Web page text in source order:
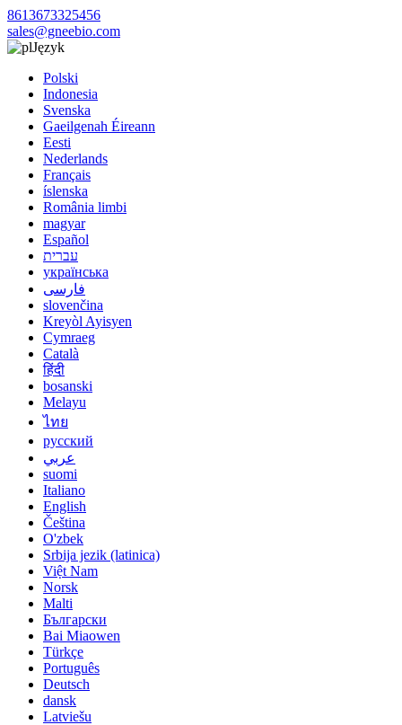
8613673325456
sales@gneebio.com
Język
Polski
Indonesia
Svenska
Gaeilgenah Éireann
Eesti
Nederlands
Français
íslenska
România limbi
magyar
Español
עברית
українська
فارسی
slovenčina
Kreyòl Ayisyen
Cymraeg
Català
हिंदी
bosanski
Melayu
ไทย
русский
عربي
suomi
Italiano
English
Čeština
O'zbek
Srbija jezik (latinica)
Việt Nam
Norsk
Malti
Български
Bai Miaowen
Türkçe
Português
Deutsch
dansk
Latviešu